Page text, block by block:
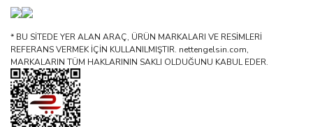
* BU SİTEDE YER ALAN ARAÇ, ÜRÜN MARKALARI VE RESİMLERİ
REFERANS VERMEK İÇİN KULLANILMIŞTIR. nettengelsin.com,
MARKALARIN TÜM HAKLARININ SAKLI OLDUĞUNU KABUL EDER.